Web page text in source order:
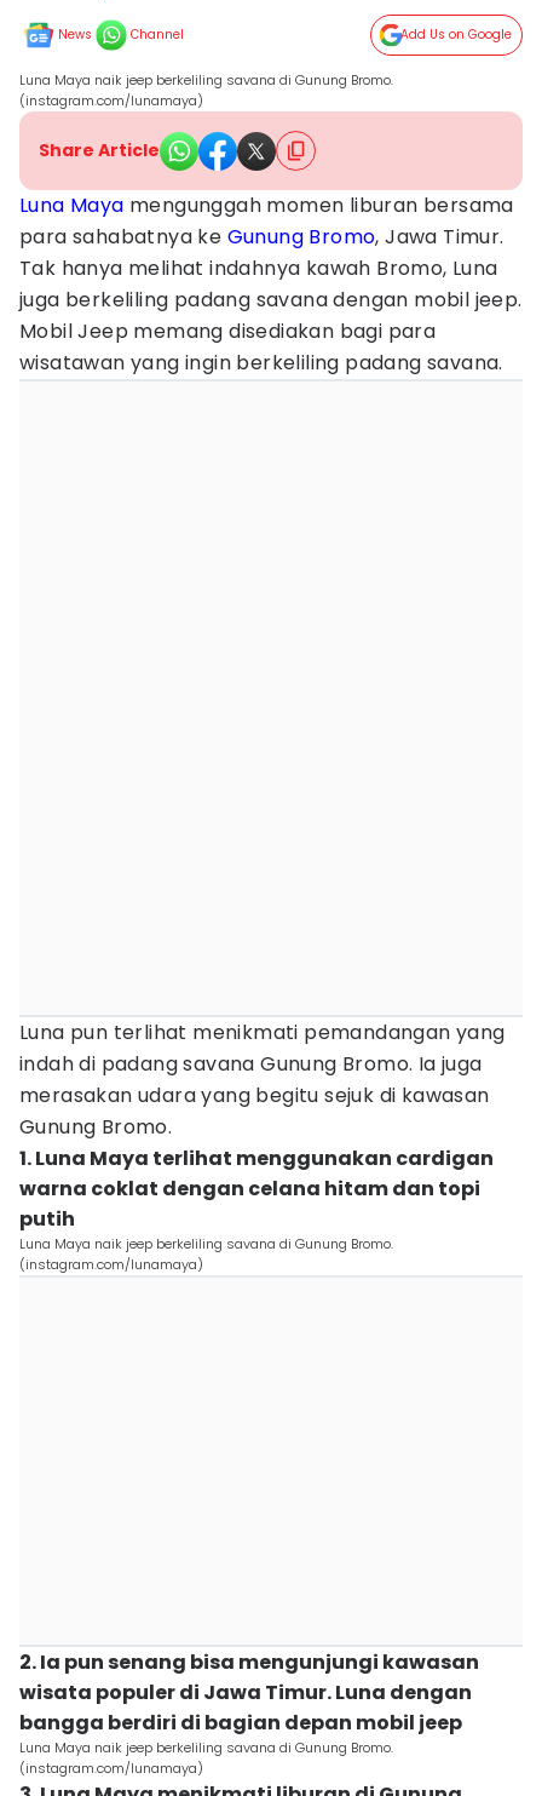
News Channel Add Us on Google
Luna Maya naik jeep berkeliling savana di Gunung Bromo.
(instagram.com/lunamaya)
Share Article
Luna Maya mengunggah momen liburan bersama
para sahabatnya ke Gunung Bromo, Jawa Timur.
Tak hanya melihat indahnya kawah Bromo, Luna
juga berkeliling padang savana dengan mobil jeep.
Mobil Jeep memang disediakan bagi para
wisatawan yang ingin berkeliling padang savana.
Luna pun terlihat menikmati pemandangan yang
indah di padang savana Gunung Bromo. Ia juga
merasakan udara yang begitu sejuk di kawasan
Gunung Bromo.
1. Luna Maya terlihat menggunakan cardigan
warna coklat dengan celana hitam dan topi
putih
Luna Maya naik jeep berkeliling savana di Gunung Bromo.
(instagram.com/lunamaya)
2. Ia pun senang bisa mengunjungi kawasan
wisata populer di Jawa Timur. Luna dengan
bangga berdiri di bagian depan mobil jeep
Luna Maya naik jeep berkeliling savana di Gunung Bromo.
(instagram.com/lunamaya)